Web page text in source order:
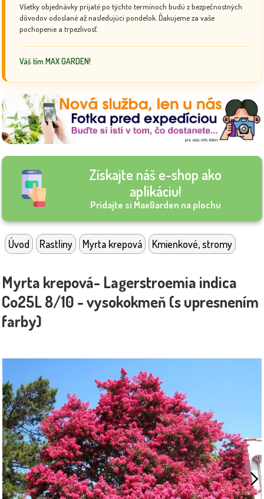
Všetky objednávky prijaté po týchto termínoch budú z bezpečnostných
dôvodov odoslané až nasledujúci pondelok. Ďakujeme za vaše
pochopenie a trpezlivosť.
Váš tím MAX GARDEN!
Získajte náš e-shop ako
aplikáciu!
Pridajte si MaxGarden na plochu
Úvod Rastliny Myrta krepová Kmienkové, stromy
Myrta krepová- Lagerstroemia indica
Co25L 8/10 - vysokokmeň (s upresnením
farby)